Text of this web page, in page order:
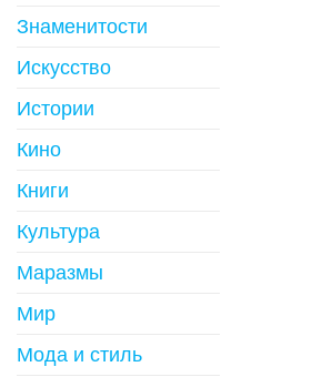
Знаменитости
Искусство
Истории
Кино
Книги
Культура
Маразмы
Мир
Мода и стиль